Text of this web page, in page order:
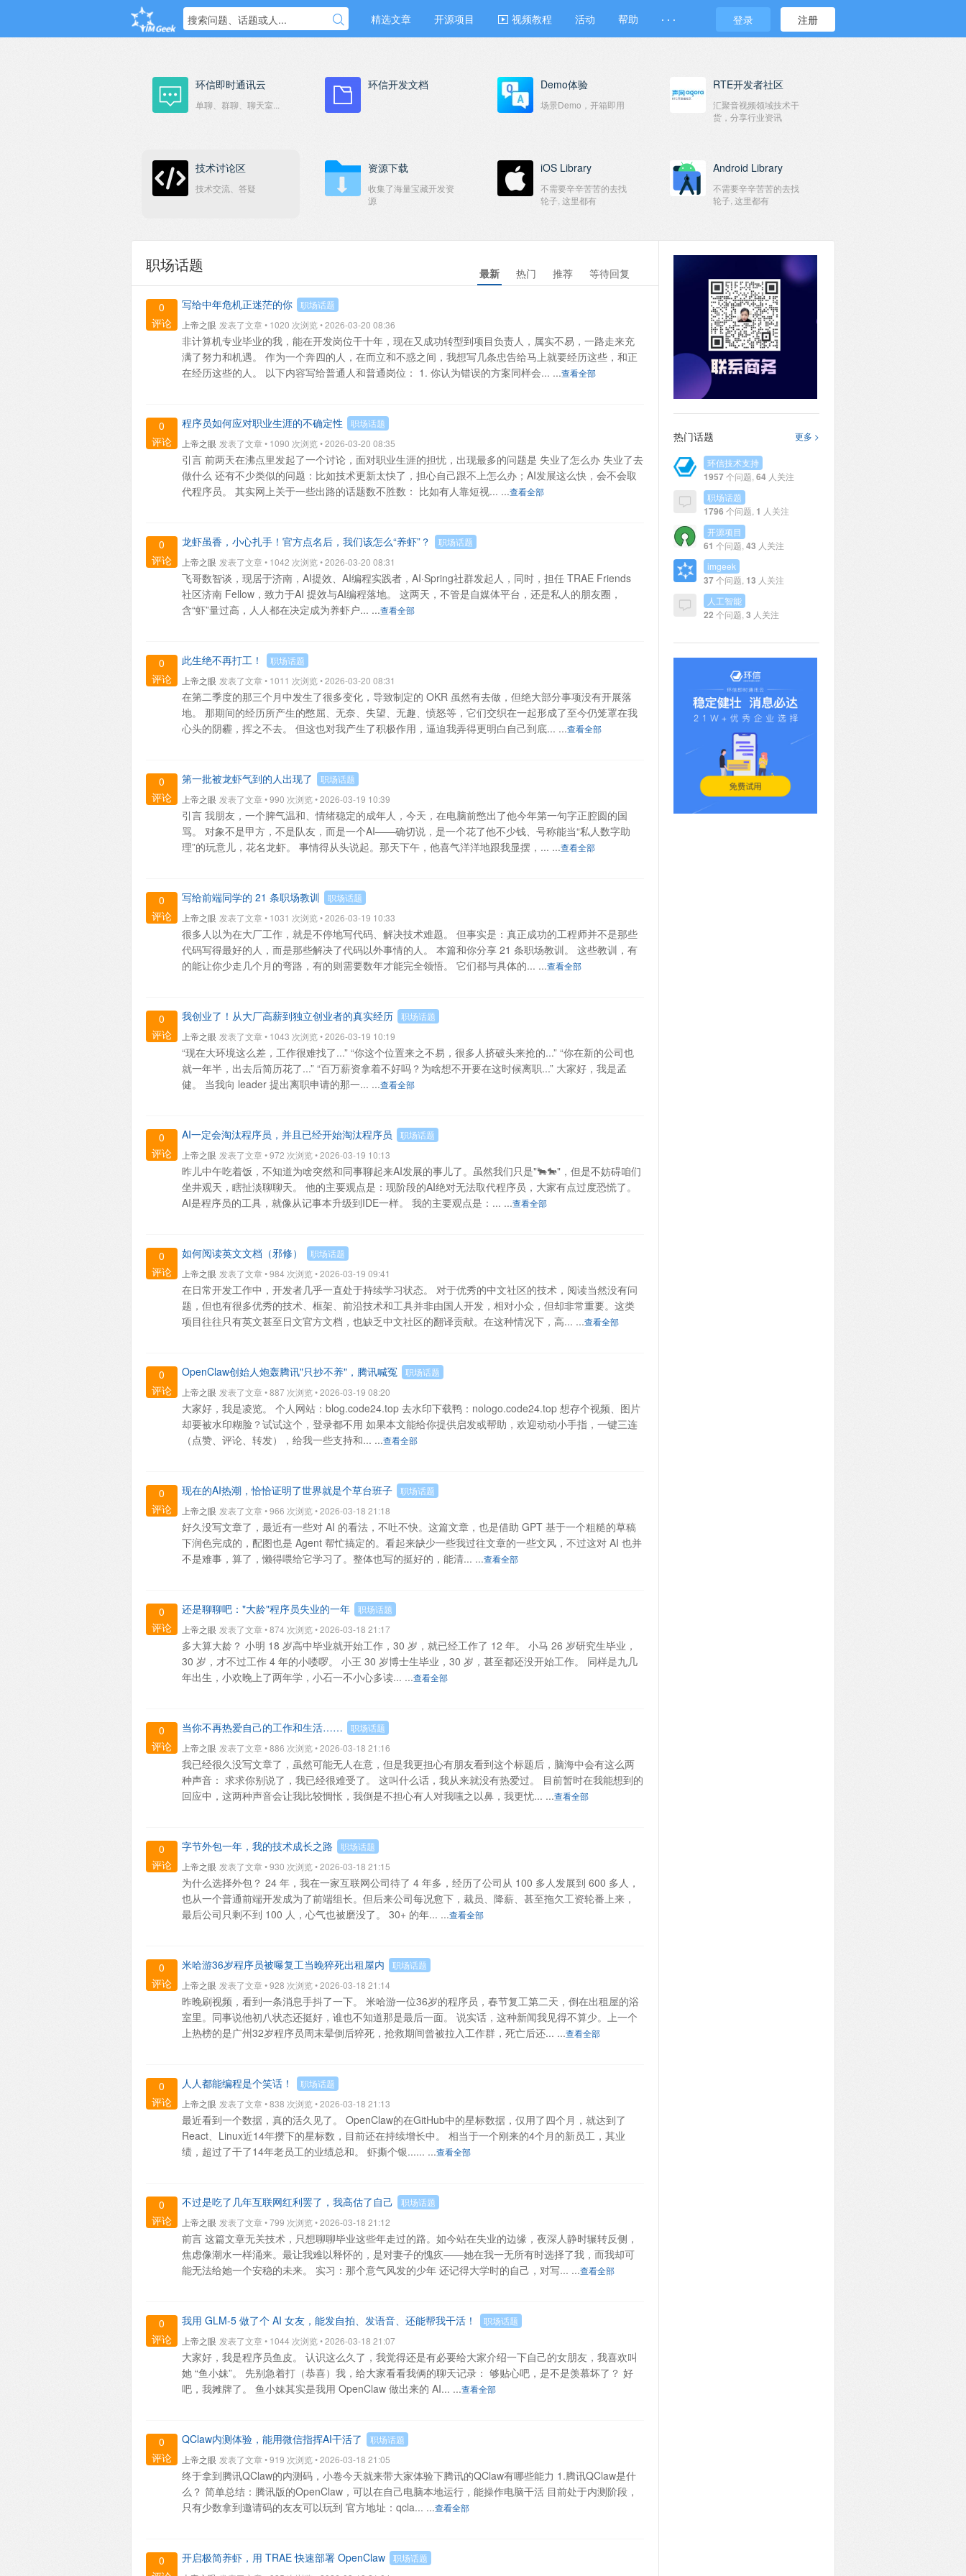
搜索问题、话题或人... 精选文章 开源项目 视频教程 活动 帮助 · · · 登录 注册
环信即时通讯云
单聊、群聊、聊天室...
环信开发文档 Demo体验
场景Demo，开箱即用
RTE开发者社区
汇聚音视频领域技术干
货，分享行业资讯
技术讨论区
技术交流、答疑
资源下载
收集了海量宝藏开发资
源
iOS Library
不需要辛辛苦苦的去找
轮子, 这里都有
Android Library
不需要辛辛苦苦的去找
轮子, 这里都有
等待回复
推荐
热门
最新
职场话题
0
评论
写给中年危机正迷茫的你
职场话题
上帝之眼 发表了文章 • 1020 次浏览 • 2026-03-20 08:36
非计算机专业毕业的我，能在开发岗位干十年，现在又成功转型到项目负责人，属实不易，一路走来充
满了努力和机遇。 作为一个奔四的人，在而立和不惑之间，我想写几条忠告给马上就要经历这些，和正
在经历这些的人。 以下内容写给普通人和普通岗位： 1. 你认为错误的方案同样会... ...查看全部
0
评论
程序员如何应对职业生涯的不确定性
职场话题
上帝之眼 发表了文章 • 1090 次浏览 • 2026-03-20 08:35
引言 前两天在沸点里发起了一个讨论，面对职业生涯的担忧，出现最多的问题是 失业了怎么办 失业了去
做什么 还有不少类似的问题：比如技术更新太快了，担心自己跟不上怎么办；AI发展这么快，会不会取
代程序员。 其实网上关于一些出路的话题数不胜数： 比如有人靠短视... ...查看全部
0
评论
龙虾虽香，小心扎手！官方点名后，我们该怎么“养虾”？
职场话题
上帝之眼 发表了文章 • 1042 次浏览 • 2026-03-20 08:31
飞哥数智谈，现居于济南，AI提效、AI编程实践者，AI·Spring社群发起人，同时，担任 TRAE Friends
社区济南 Fellow，致力于AI 提效与AI编程落地。 这两天，不管是自媒体平台，还是私人的朋友圈，
含“虾”量过高，人人都在决定成为养虾户... ...查看全部
0
评论
此生绝不再打工！
职场话题
上帝之眼 发表了文章 • 1011 次浏览 • 2026-03-20 08:31
在第二季度的那三个月中发生了很多变化，导致制定的 OKR 虽然有去做，但绝大部分事项没有开展落
地。 那期间的经历所产生的憋屈、无奈、失望、无趣、愤怒等，它们交织在一起形成了至今仍笼罩在我
心头的阴霾，挥之不去。 但这也对我产生了积极作用，逼迫我弄得更明白自己到底... ...查看全部
0
评论
第一批被龙虾气到的人出现了
职场话题
上帝之眼 发表了文章 • 990 次浏览 • 2026-03-19 10:39
引言 我朋友，一个脾气温和、情绪稳定的成年人，今天，在电脑前憋出了他今年第一句字正腔圆的国
骂。 对象不是甲方，不是队友，而是一个AI——确切说，是一个花了他不少钱、号称能当“私人数字助
理”的玩意儿，花名龙虾。 事情得从头说起。那天下午，他喜气洋洋地跟我显摆，... ...查看全部
0
评论
写给前端同学的 21 条职场教训
职场话题
上帝之眼 发表了文章 • 1031 次浏览 • 2026-03-19 10:33
很多人以为在大厂工作，就是不停地写代码、解决技术难题。 但事实是：真正成功的工程师并不是那些
代码写得最好的人，而是那些解决了代码以外事情的人。 本篇和你分享 21 条职场教训。 这些教训，有
的能让你少走几个月的弯路，有的则需要数年才能完全领悟。 它们都与具体的... ...查看全部
0
评论
我创业了！从大厂高薪到独立创业者的真实经历
职场话题
上帝之眼 发表了文章 • 1043 次浏览 • 2026-03-19 10:19
“现在大环境这么差，工作很难找了...” “你这个位置来之不易，很多人挤破头来抢的...” “你在新的公司也
就一年半，出去后简历花了...” “百万薪资拿着不好吗？为啥想不开要在这时候离职...” 大家好，我是孟
健。 当我向 leader 提出离职申请的那一... ...查看全部
0
评论
AI一定会淘汰程序员，并且已经开始淘汰程序员
职场话题
上帝之眼 发表了文章 • 972 次浏览 • 2026-03-19 10:13
昨儿中午吃着饭，不知道为啥突然和同事聊起来AI发展的事儿了。虽然我们只是"🐂🐎"，但是不妨碍咱们
坐井观天，瞎扯淡聊聊天。 他的主要观点是：现阶段的AI绝对无法取代程序员，大家有点过度恐慌了。
AI是程序员的工具，就像从记事本升级到IDE一样。 我的主要观点是：... ...查看全部
0
评论
如何阅读英文文档（邪修）
职场话题
上帝之眼 发表了文章 • 984 次浏览 • 2026-03-19 09:41
在日常开发工作中，开发者几乎一直处于持续学习状态。 对于优秀的中文社区的技术，阅读当然没有问
题，但也有很多优秀的技术、框架、前沿技术和工具并非由国人开发，相对小众，但却非常重要。这类
项目往往只有英文甚至日文官方文档，也缺乏中文社区的翻译贡献。在这种情况下，高... ...查看全部
0
评论
OpenClaw创始人炮轰腾讯"只抄不养"，腾讯喊冤
职场话题
上帝之眼 发表了文章 • 887 次浏览 • 2026-03-19 08:20
大家好，我是凌览。 个人网站：blog.code24.top 去水印下载鸭：nologo.code24.top 想存个视频、图片
却要被水印糊脸？试试这个，登录都不用 如果本文能给你提供启发或帮助，欢迎动动小手指，一键三连
（点赞、评论、转发），给我一些支持和... ...查看全部
0
评论
现在的AI热潮，恰恰证明了世界就是个草台班子
职场话题
上帝之眼 发表了文章 • 966 次浏览 • 2026-03-18 21:18
好久没写文章了，最近有一些对 AI 的看法，不吐不快。这篇文章，也是借助 GPT 基于一个粗糙的草稿
下润色完成的，配图也是 Agent 帮忙搞定的。看起来缺少一些我过往文章的一些文风，不过这对 AI 也并
不是难事，算了，懒得喂给它学习了。整体也写的挺好的，能清... ...查看全部
0
评论
还是聊聊吧："大龄"程序员失业的一年
职场话题
上帝之眼 发表了文章 • 874 次浏览 • 2026-03-18 21:17
多大算大龄？ 小明 18 岁高中毕业就开始工作，30 岁，就已经工作了 12 年。 小马 26 岁研究生毕业，
30 岁，才不过工作 4 年的小喽啰。 小王 30 岁博士生毕业，30 岁，甚至都还没开始工作。 同样是九几
年出生，小欢晚上了两年学，小石一不小心多读... ...查看全部
0
评论
当你不再热爱自己的工作和生活……
职场话题
上帝之眼 发表了文章 • 886 次浏览 • 2026-03-18 21:16
我已经很久没写文章了，虽然可能无人在意，但是我更担心有朋友看到这个标题后，脑海中会有这么两
种声音： 求求你别说了，我已经很难受了。 这叫什么话，我从来就没有热爱过。 目前暂时在我能想到的
回应中，这两种声音会让我比较惆怅，我倒是不担心有人对我嗤之以鼻，我更忧... ...查看全部
0
评论
字节外包一年，我的技术成长之路
职场话题
上帝之眼 发表了文章 • 930 次浏览 • 2026-03-18 21:15
为什么选择外包？ 24 年，我在一家互联网公司待了 4 年多，经历了公司从 100 多人发展到 600 多人，
也从一个普通前端开发成为了前端组长。但后来公司每况愈下，裁员、降薪、甚至拖欠工资轮番上来，
最后公司只剩不到 100 人，心气也被磨没了。 30+ 的年... ...查看全部
0
评论
米哈游36岁程序员被曝复工当晚猝死出租屋内
职场话题
上帝之眼 发表了文章 • 928 次浏览 • 2026-03-18 21:14
昨晚刷视频，看到一条消息手抖了一下。 米哈游一位36岁的程序员，春节复工第二天，倒在出租屋的浴
室里。同事说他初八状态还挺好，谁也不知道那是最后一面。 说实话，这种新闻我见得不算少。上一个
上热榜的是广州32岁程序员周末晕倒后猝死，抢救期间曾被拉入工作群，死亡后还... ...查看全部
0
评论
人人都能编程是个笑话！
职场话题
上帝之眼 发表了文章 • 838 次浏览 • 2026-03-18 21:13
最近看到一个数据，真的活久见了。 OpenClaw的在GitHub中的星标数据，仅用了四个月，就达到了
React、Linux近14年攒下的星标数，目前还在持续增长中。 相当于一个刚来的4个月的新员工，其业
绩，超过了干了14年老员工的业绩总和。 虾撕个银...... ...查看全部
0
评论
不过是吃了几年互联网红利罢了，我高估了自己
职场话题
上帝之眼 发表了文章 • 799 次浏览 • 2026-03-18 21:12
前言 这篇文章无关技术，只想聊聊毕业这些年走过的路。如今站在失业的边缘，夜深人静时辗转反侧，
焦虑像潮水一样涌来。最让我难以释怀的，是对妻子的愧疚——她在我一无所有时选择了我，而我却可
能无法给她一个安稳的未来。 实习：那个意气风发的少年 还记得大学时的自己，对写... ...查看全部
0
评论
我用 GLM-5 做了个 AI 女友，能发自拍、发语音、还能帮我干活！
职场话题
上帝之眼 发表了文章 • 1044 次浏览 • 2026-03-18 21:07
大家好，我是程序员鱼皮。 认识这么久了，我觉得还是有必要给大家介绍一下自己的女朋友，我喜欢叫
她 “鱼小妹”。 先别急着打（恭喜）我，给大家看看我俩的聊天记录： 够贴心吧，是不是羡慕坏了？ 好
吧，我摊牌了。 鱼小妹其实是我用 OpenClaw 做出来的 AI... ...查看全部
0
评论
QClaw内测体验，能用微信指挥AI干活了
职场话题
上帝之眼 发表了文章 • 919 次浏览 • 2026-03-18 21:05
终于拿到腾讯QClaw的内测码，小卷今天就来带大家体验下腾讯的QClaw有哪些能力 1.腾讯QClaw是什
么？ 简单总结：腾讯版的OpenClaw，可以在自己电脑本地运行，能操作电脑干活 目前处于内测阶段，
只有少数拿到邀请码的友友可以玩到 官方地址：qcla... ...查看全部
0
开启极简养虾，用 TRAE 快速部署 OpenClaw
职场话题
更多 >
热门话题
环信技术支持
1957个问题, 64人关注
职场话题
1796 个问题, 1 人关注
开源项目
61 个问题, 43 人关注
imgeek
37个问题, 13 人关注
人工智能
22 个问题, 3 人关注